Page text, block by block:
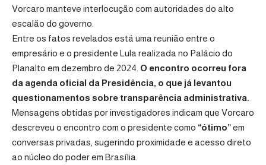
Vorcaro manteve interlocução com autoridades do alto
escalão do governo.
Entre os fatos revelados está uma reunião entre o
empresário e o presidente Lula realizada no Palácio do
Planalto em dezembro de 2024. O encontro ocorreu fora
da agenda oficial da Presidência, o que já levantou
questionamentos sobre transparência administrativa.
Mensagens obtidas por investigadores indicam que Vorcaro
descreveu o encontro com o presidente como “ótimo”em
conversas privadas, sugerindo proximidade e acesso direto
ao núcleo do poder em Brasília.